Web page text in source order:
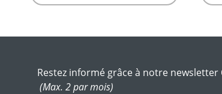
Restez informé grâce à notre newsletter
(Max. 2 par mois)